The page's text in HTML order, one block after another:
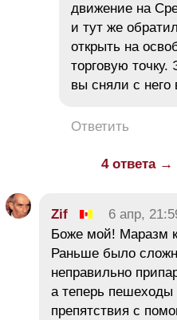
движение на
и тут же
открыть на
торговую точку.
вы сняли с
Ответить
4 ответа →
Zif 6 апр,
Боже мой! Маразм
Раньше было
неправильно
а теперь пешеходы
препятствия с